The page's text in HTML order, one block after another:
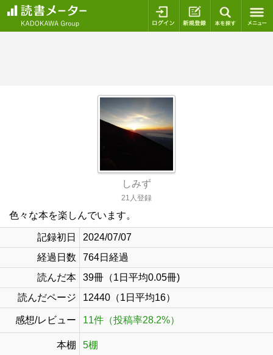
ログイン 新規登録
しみず
21人登録
色々な本を楽しんでいます。
記録初日
2024/07/07
経過日数
764日経過
読んだ本
39冊（1日平均0.05冊)
読んだページ
12440（1日平均16）
感想/レビュー 11件（投稿率28.2%）
本棚 5棚